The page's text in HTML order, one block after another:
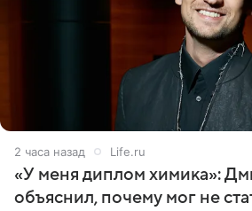
2 часа назад Life.ru
«У меня диплом химика»:
объяснил, почему мог не